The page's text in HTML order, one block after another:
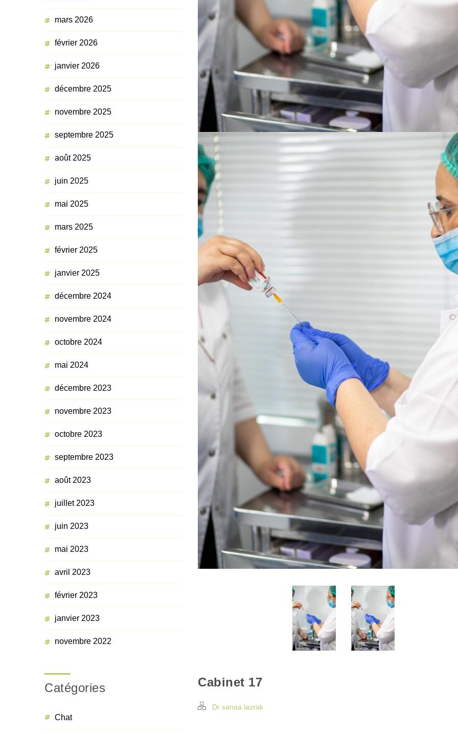
Cabinet 17
Dr sanaa lazrak
mars 2026
février 2026
janvier 2026
décembre 2025
novembre 2025
septembre 2025
août 2025
juin 2025
mai 2025
mars 2025
février 2025
janvier 2025
décembre 2024
novembre 2024
octobre 2024
mai 2024
décembre 2023
novembre 2023
octobre 2023
septembre 2023
août 2023
juillet 2023
juin 2023
mai 2023
avril 2023
février 2023
janvier 2023
novembre 2022
Catégories
Chat